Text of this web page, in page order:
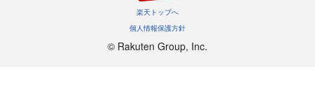
楽天トップへ
個人情報保護方針
©︎ Rakuten Group, Inc.